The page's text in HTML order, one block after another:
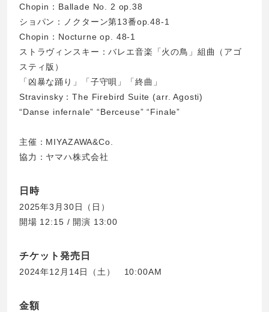
Chopin：Ballade No. 2 op.38
ショパン：ノクターン第13番op.48-1
Chopin：Nocturne op. 48-1
ストラヴィンスキー：バレエ音楽「火の鳥」組曲（アゴ
スティ版）
「凶暴な踊り」「子守唄」「終曲」
Stravinsky：The Firebird Suite (arr. Agosti)
“Danse infernale” “Berceuse” “Finale”
主催：MIYAZAWA&Co.
協力：ヤマハ株式会社
日時
2025年3月30日（日）
開場 12:15 / 開演 13:00
チケット発売日
2024年12月14日（土） 10:00AM
金額